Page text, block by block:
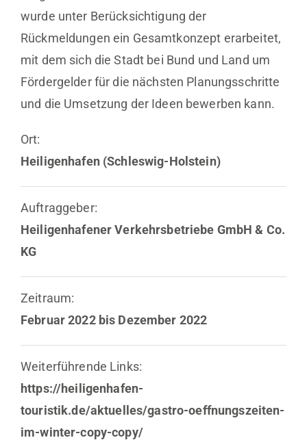
wurde unter Berücksichtigung der
Rückmeldungen ein Gesamtkonzept erarbeitet,
mit dem sich die Stadt bei Bund und Land um
Fördergelder für die nächsten Planungsschritte
und die Umsetzung der Ideen bewerben kann.
Ort:
Heiligenhafen (Schleswig-Holstein)
Auftraggeber:
Heiligenhafener Verkehrsbetriebe GmbH & Co.
KG
Zeitraum:
Februar 2022 bis Dezember 2022
Weiterführende Links:
https://heiligenhafen-
touristik.de/aktuelles/gastro-oeffnungszeiten-
im-winter-copy-copy/